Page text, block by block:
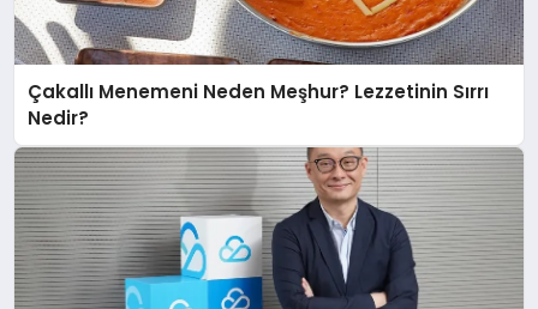
Çakallı Menemeni Neden Meşhur? Lezzetinin Sırrı
Nedir?